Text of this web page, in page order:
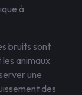
à
bruits sont
animaux
une
des